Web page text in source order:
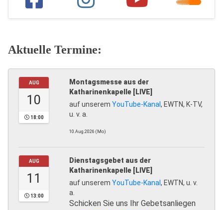
Aktuelle Termine:
AUG
10
18:00
Montagsmesse aus der
Katharinenkapelle [LIVE]
auf unserem YouTube-Kanal, EWTN, K-TV,
u. v. a.
10.Aug.2026 (Mo)
AUG
11
13:00
Dienstagsgebet aus der
Katharinenkapelle [LIVE]
auf unserem YouTube-Kanal, EWTN, u. v.
a.
Schicken Sie uns Ihr Gebetsanliegen